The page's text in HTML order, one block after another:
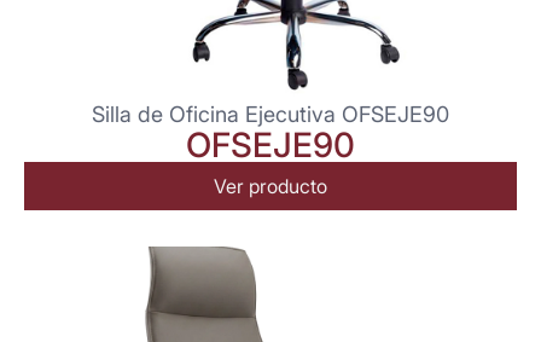
Silla de Oficina Ejecutiva OFSEJE90
OFSEJE90
Ver producto